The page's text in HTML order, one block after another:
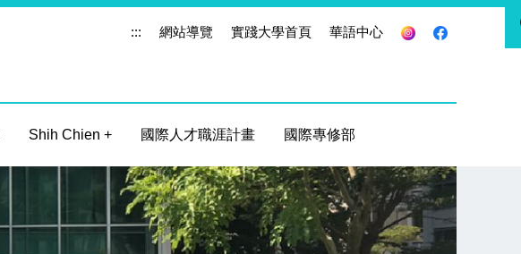
::: 網站導覽 實踐大學首頁 華語中心
Shih Chien + 國際人才職涯計畫 國際專修部